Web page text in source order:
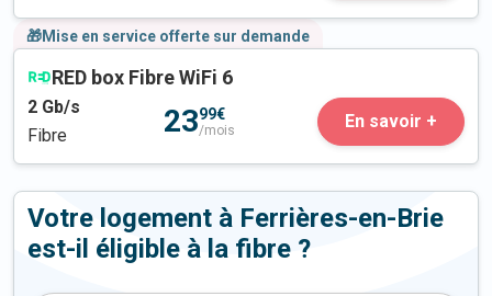
🎁Mise en service offerte sur demande
RED box Fibre WiFi 6
2 Gb/s
Fibre
2399€
/mois En savoir +
Votre logement à Ferrières-en-Brie
est-il éligible à la fibre ?